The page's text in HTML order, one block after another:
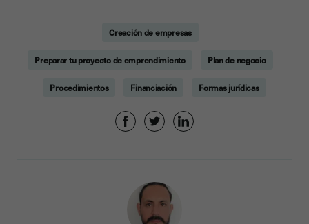
Creación de empresas
Preparar tu proyecto de emprendimiento Plan de negocio
Procedimientos Financiación Formas jurídicas